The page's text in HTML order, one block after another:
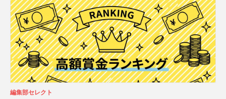
編集部セレクト